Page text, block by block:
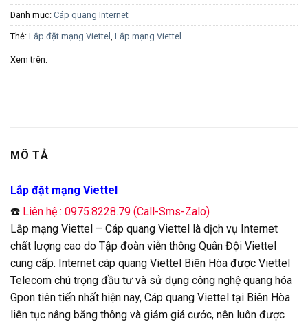
Danh mục: Cáp quang Internet
Thẻ: Lắp đặt mạng Viettel , Lắp mạng Viettel
Xem trên:
MÔ TẢ
Lắp đặt mạng Viettel
☎️ Liên hệ : 0975.8228.79 (Call-Sms-Zalo)
Lắp mạng Viettel – Cáp quang Viettel là dịch vụ Internet
chất lượng cao do Tập đoàn viễn thông Quân Đội Viettel
cung cấp. Internet cáp quang Viettel Biên Hòa được Viettel
Telecom chú trọng đầu tư và sử dụng công nghệ quang hóa
Gpon tiên tiến nhất hiện nay, Cáp quang Viettel tại Biên Hòa
liên tục nâng băng thông và giảm giá cước, nên luôn được